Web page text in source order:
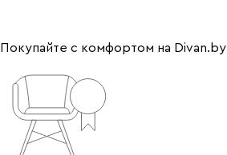
Покупайте с комфортом на Divan.by